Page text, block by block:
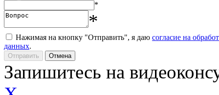
*
*
Нажимая на кнопку "Отправить", я даю согласие на
данных.
Запишитесь на